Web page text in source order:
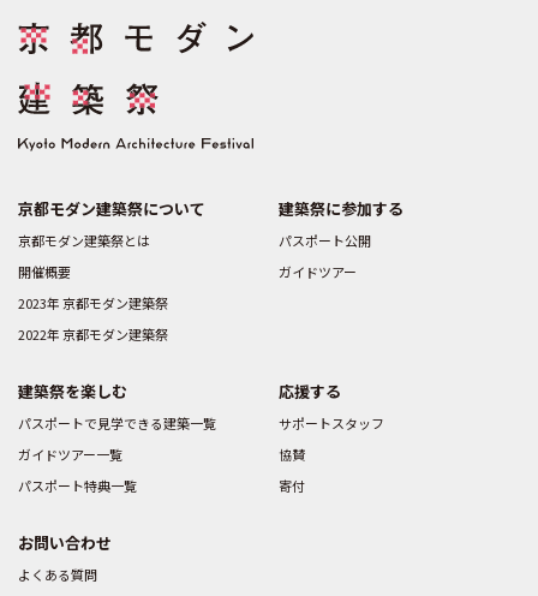
京都モダン建築祭について
京都モダン建築祭とは
開催概要
2023年 京都モダン建築祭
2022年 京都モダン建築祭
建築祭に参加する
パスポート公開
ガイドツアー
建築祭を楽しむ
パスポートで見学できる建築一覧
ガイドツアー一覧
パスポート特典一覧
応援する
サポートスタッフ
協賛
寄付
お問い合わせ
よくある質問